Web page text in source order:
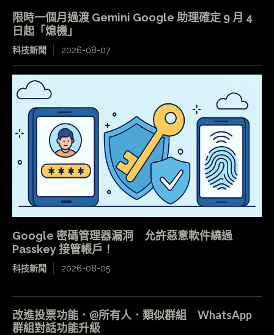
限時一個月過渡 Gemini Google 助理確定 9 月 4
日起「熄機」
科技新聞 2026-08-07
Google 密碼管理器漏洞 允許惡意軟件繞過
Passkey 接管帳戶！
科技新聞 2026-08-05
改進投票功能．@所有人．類似群組 WhatsApp
群組對話功能升級